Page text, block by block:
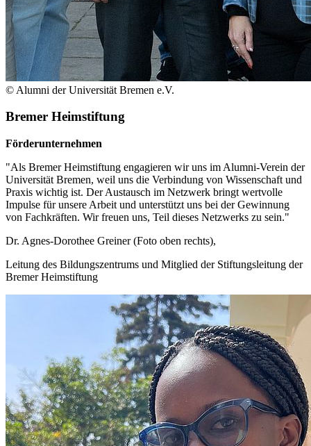
© Alumni der Universität Bremen e.V.
Bremer Heimstiftung
Förderunternehmen
"Als Bremer Heimstiftung engagieren wir uns im Alumni-Verein der
Universität Bremen, weil uns die Verbindung von Wissenschaft und
Praxis wichtig ist. Der Austausch im Netzwerk bringt wertvolle
Impulse für unsere Arbeit und unterstützt uns bei der Gewinnung
von Fachkräften. Wir freuen uns, Teil dieses Netzwerks zu sein."
Dr. Agnes-Dorothee Greiner (Foto oben rechts),
Leitung des Bildungszentrums und Mitglied der Stiftungsleitung der
Bremer Heimstiftung